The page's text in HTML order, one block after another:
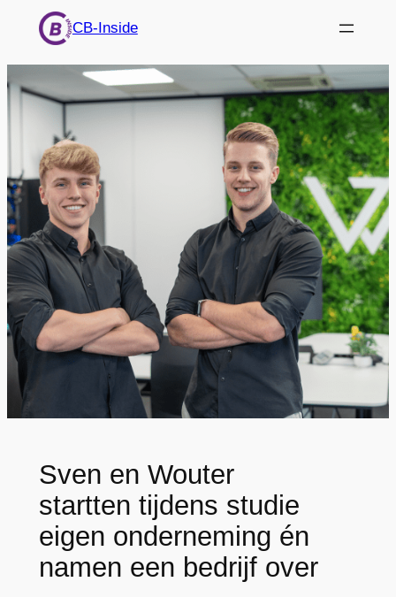
de
inhoud
CB-Inside
Sven en Wouter
startten tijdens studie
eigen onderneming én
namen een bedrijf over